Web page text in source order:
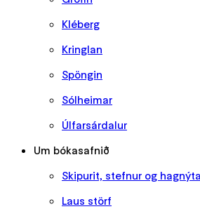
Kléberg
Kringlan
Spöngin
Sólheimar
Úlfarsárdalur
Um bókasafnið
Skipurit, stefnur og
Laus störf